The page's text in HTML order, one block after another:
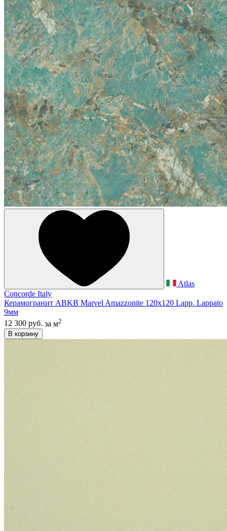
Atlas
Concorde Italy
Керамогранит ABKB Marvel Amazzonite 120x120 Lapp. Lappato
9мм
12 300 руб. за м2
В корзину